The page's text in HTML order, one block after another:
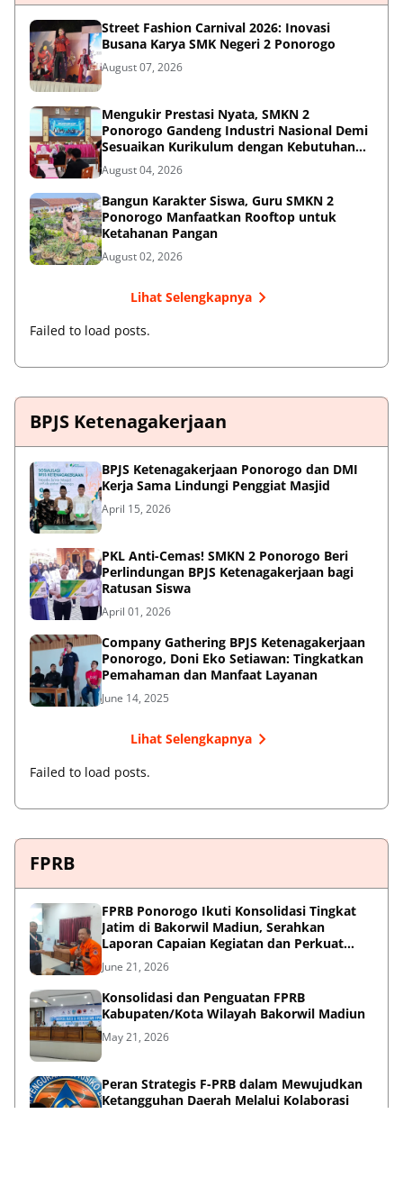
Street Fashion Carnival 2026: Inovasi
Busana Karya SMK Negeri 2 Ponorogo
August 07, 2026
Mengukir Prestasi Nyata, SMKN 2
Ponorogo Gandeng Industri Nasional Demi
Sesuaikan Kurikulum dengan Kebutuhan
Dunia Kerja
August 04, 2026
Bangun Karakter Siswa, Guru SMKN 2
Ponorogo Manfaatkan Rooftop untuk
Ketahanan Pangan
August 02, 2026
Lihat Selengkapnya
Failed to load posts.
BPJS Ketenagakerjaan
BPJS Ketenagakerjaan Ponorogo dan DMI
Kerja Sama Lindungi Penggiat Masjid
April 15, 2026
PKL Anti-Cemas! SMKN 2 Ponorogo Beri
Perlindungan BPJS Ketenagakerjaan bagi
Ratusan Siswa
April 01, 2026
Company Gathering BPJS Ketenagakerjaan
Ponorogo, Doni Eko Setiawan: Tingkatkan
Pemahaman dan Manfaat Layanan
June 14, 2025
Lihat Selengkapnya
Failed to load posts.
FPRB
FPRB Ponorogo Ikuti Konsolidasi Tingkat
Jatim di Bakorwil Madiun, Serahkan
Laporan Capaian Kegiatan dan Perkuat
Sinergi Pentahelix
June 21, 2026
Konsolidasi dan Penguatan FPRB
Kabupaten/Kota Wilayah Bakorwil Madiun
May 21, 2026
Peran Strategis F-PRB dalam Mewujudkan
Ketangguhan Daerah Melalui Kolaborasi